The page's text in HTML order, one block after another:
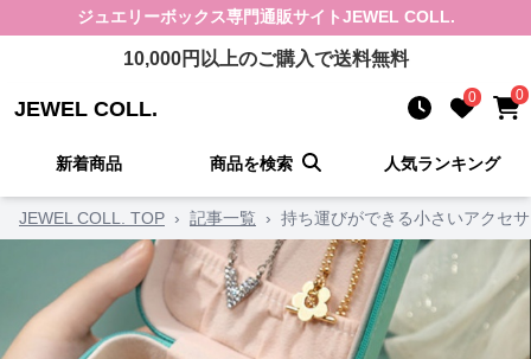
ジュエリーボックス専門通販サイトJEWEL COLL.
10,000円以上のご購入で送料無料
JEWEL COLL. 0 0
新着商品 商品を検索 人気ランキング
JEWEL COLL. TOP › 記事一覧 › 持ち運びができる小さいアクセ